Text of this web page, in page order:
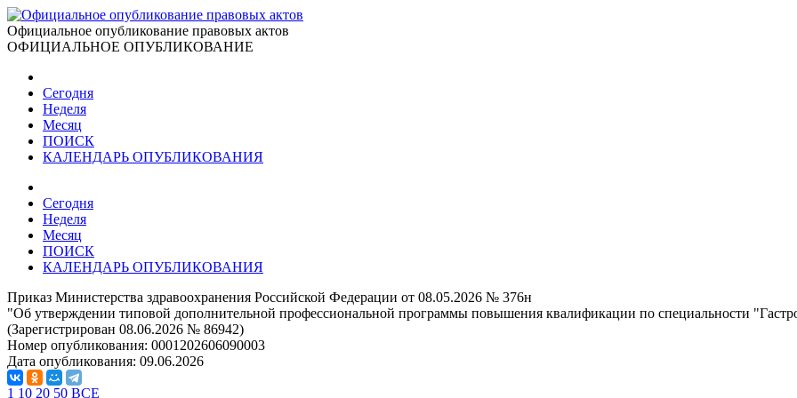
Официальное опубликование правовых актов
ОФИЦИАЛЬНОЕ ОПУБЛИКОВАНИЕ
Сегодня
Неделя
Месяц
ПОИСК
КАЛЕНДАРЬ ОПУБЛИКОВАНИЯ
Сегодня
Неделя
Месяц
ПОИСК
КАЛЕНДАРЬ ОПУБЛИКОВАНИЯ
Приказ Министерства здравоохранения Российской Федерации от 08.05.2026 № 376н
"Об утверждении типовой дополнительной профессиональной программы повышения квалификации по специальности
(Зарегистрирован 08.06.2026 № 86942)
Номер опубликования: 0001202606090003
Дата опубликования: 09.06.2026
1 10 20 50 ВСЕ